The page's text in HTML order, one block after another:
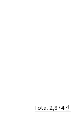
Total 2,874건